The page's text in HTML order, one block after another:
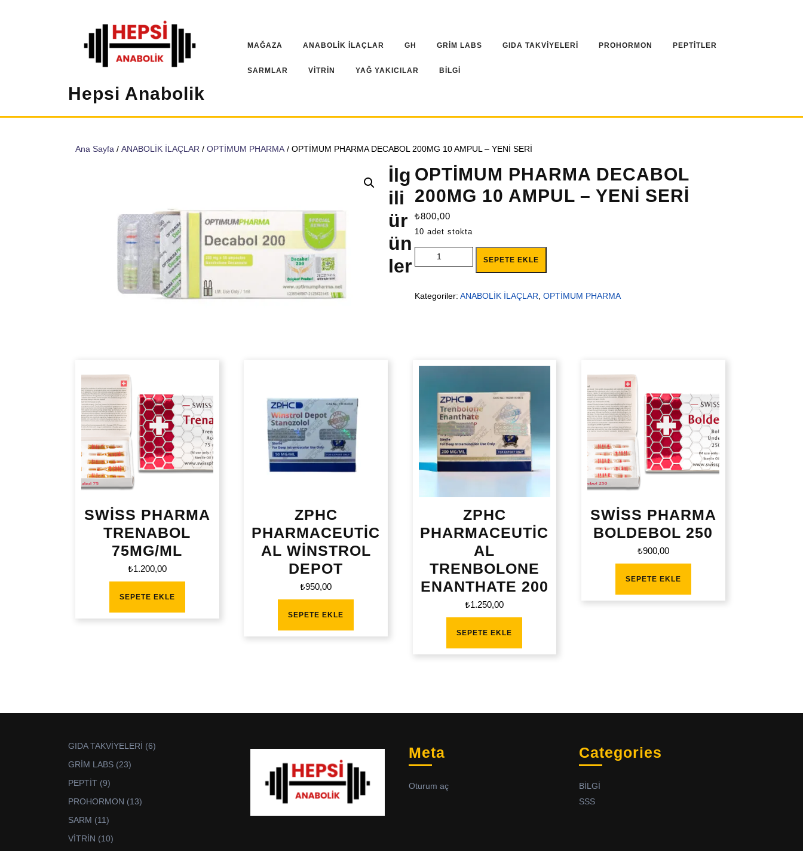
Hepsi Anabolik
MAĞAZA ANABOLİK İLAÇLAR GH GRİM LABS GIDA TAKVİYELERİ PROHORMON PEPTİTLER
SARMLAR VİTRİN YAĞ YAKICILAR BİLGİ
Ana Sayfa / ANABOLİK İLAÇLAR / OPTİMUM PHARMA / OPTİMUM PHARMA DECABOL 200MG 10 AMPUL – YENİ SERİ
OPTİMUM PHARMA DECABOL
200MG 10 AMPUL – YENİ SERİ
₺800,00
10 adet stokta
OPTİMUM PHARMA DECABOL 200MG 10 AMPUL - YENİ SERİ adet
SEPETE EKLE
Kategoriler: ANABOLİK İLAÇLAR OPTİMUM PHARMA
İlg
ili
ür
ün
ler
SWİSS PHARMA
TRENABOL
75MG/ML
₺1.200,00
SEPETE EKLE
ZPHC
PHARMACEUTİC
AL WİNSTROL
DEPOT
₺950,00
SEPETE EKLE
ZPHC
PHARMACEUTİC
AL
TRENBOLONE
ENANTHATE 200
₺1.250,00
SEPETE EKLE
SWİSS PHARMA
BOLDEBOL 250
₺900,00
SEPETE EKLE
GIDA TAKVİYELERİ 66
GRİM LABS 2323
PEPTİT 99
PROHORMON 1313
SARM 1111
VİTRİN 1010
Meta
Oturum aç
Categories
BİLGİ
SSS